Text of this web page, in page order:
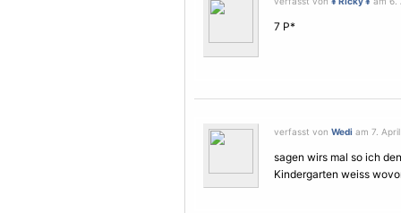
7 P*
verfasst von Wedi am 7.
sagen wirs mal so ich
Kindergarten weiss